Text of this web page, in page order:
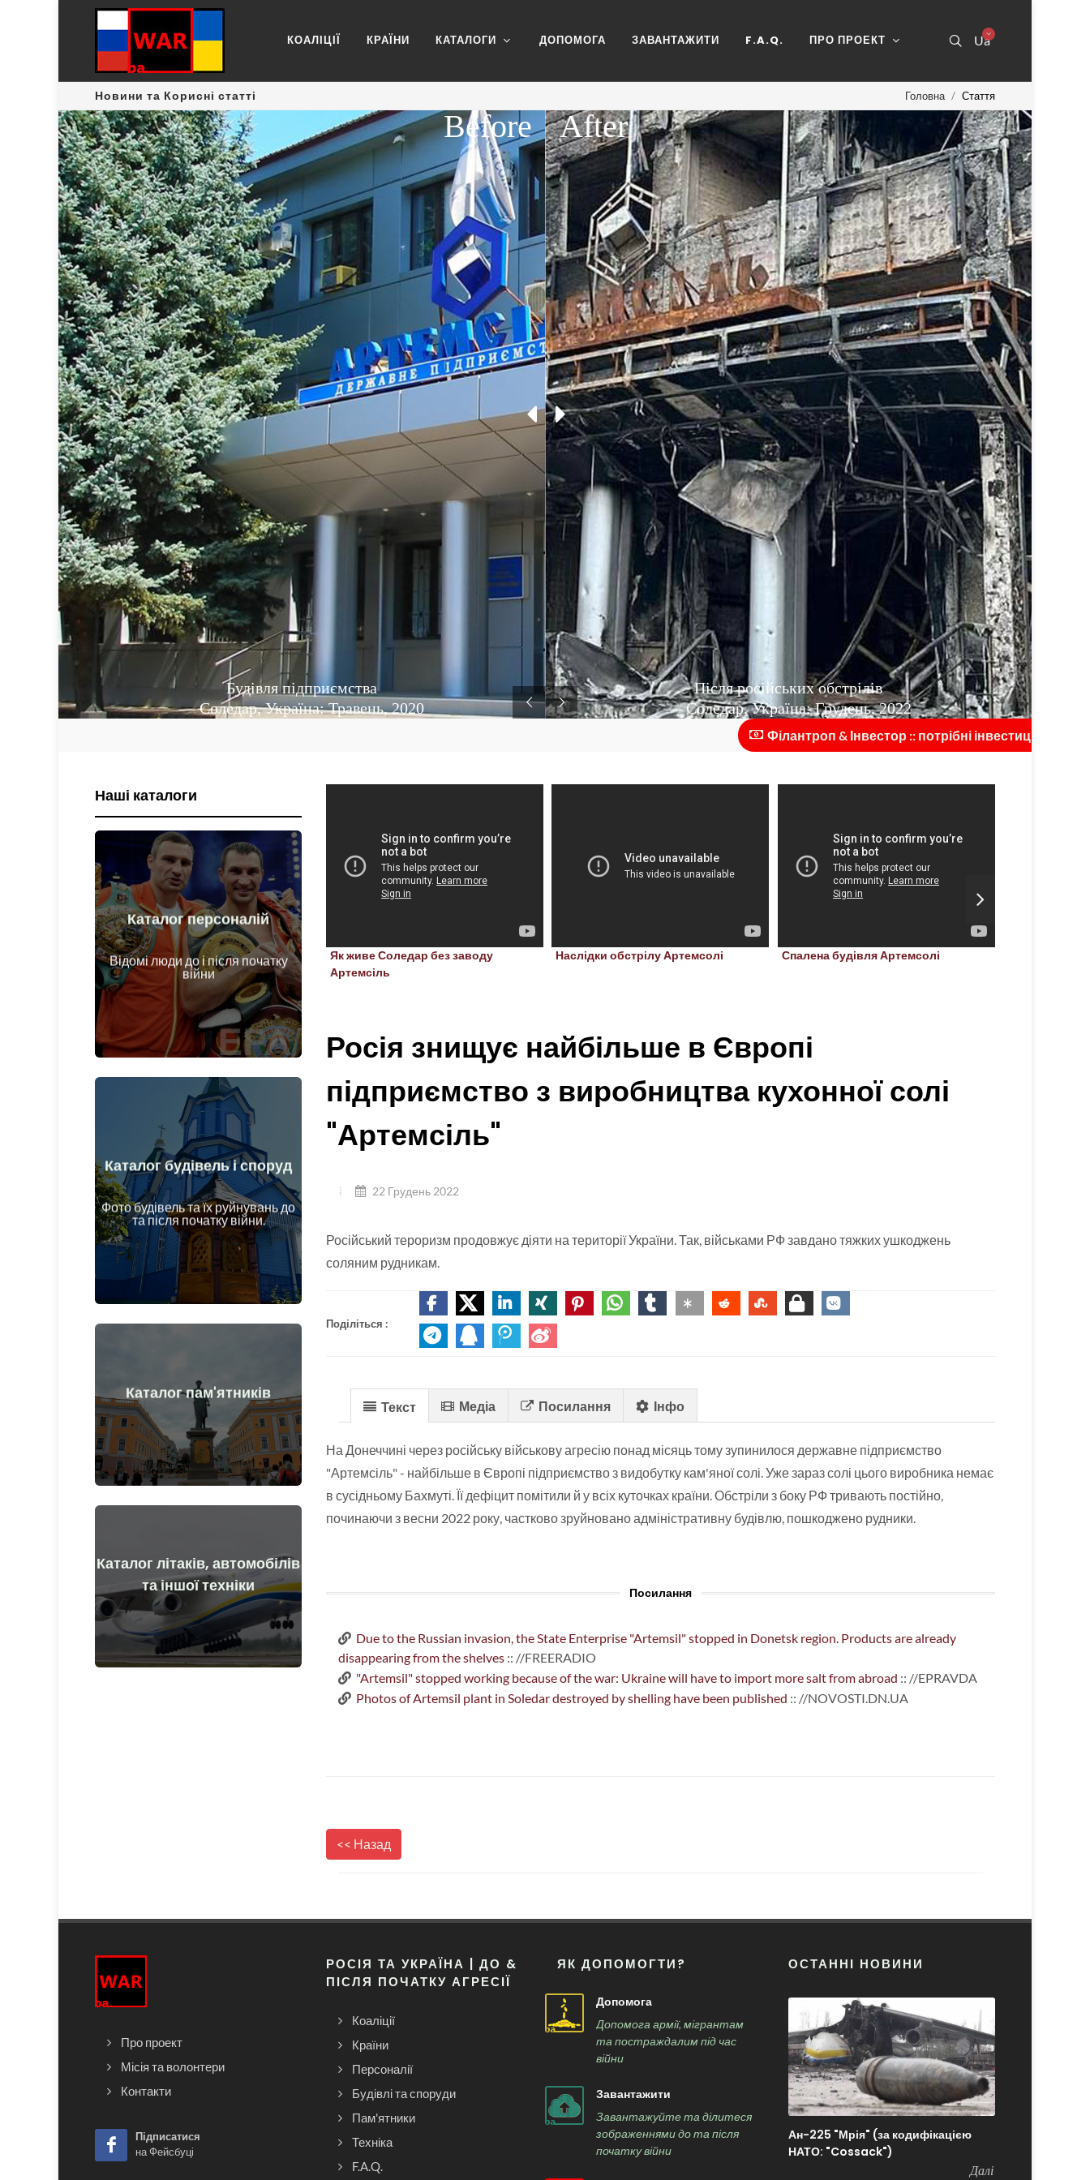
Ua
КОАЛІЦІЇ КРАЇНИ КАТАЛОГИ ДОПОМОГА ЗАВАНТАЖИТИ F.A.Q. ПРО ПРОЕКТ
Новини та Корисні статті Головна Стаття
Після російських обстрілів
— Соледар, Україна: Грудень, 2022
After
Будівля підприємства
— Соледар, Україна: Травень, 2020
Before
Філантроп & Інвестор :: потрібні інвестиції для
Наші каталоги
Каталог персоналій
Відомі люди до і після початку
війни
Особи до і після початку війни
Докладніше
Каталог будівель і споруд
Фото будівель та їх руйнувань до
та після початку війни.
Будинки, споруди, конструкції,
об'єкти до та після початку війни
Докладніше
Каталог пам'ятників
Пам'ятники, витвори мистецтва до
та після початку війни
Докладніше
Каталог літаків, автомобілів
та іншої техніки
Літаки, машини, технічні засоби до
та після початку війни
Докладніше
Як живе Соледар без заводу
Артемсіль
Наслідки обстрілу Артемсолі Спалена будівля Артемсолі
Росія знищує найбільше в Європі
підприємство з виробництва кухонної солі
"Артемсіль"
22 Грудень 2022
Російський тероризм продовжує діяти на території України. Так, військами РФ завдано тяжких ушкоджень
соляним рудникам.
Поділіться :
Текст Медіа Посилання Інфо
На Донеччині через російську військову агресію понад місяць тому зупинилося державне підприємство
"Артемсіль" - найбільше в Європі підприємство з видобутку кам'яної солі. Уже зараз солі цього виробника немає
в сусідньому Бахмуті. Її дефіцит помітили й у всіх куточках країни. Обстріли з боку РФ тривають постійно,
починаючи з весни 2022 року, частково зруйновано адміністративну будівлю, пошкоджено рудники.
Посилання
Due to the Russian invasion, the State Enterprise "Artemsil" stopped in Donetsk region. Products are already
disappearing from the shelves :: //FREERADIO
"Artemsil" stopped working because of the war: Ukraine will have to import more salt from abroad :: //EPRAVDA
Photos of Artemsil plant in Soledar destroyed by shelling have been published :: //NOVOSTI.DN.UA
<< Назад
Про проект
Місія та волонтери
Контакти
Підписатися
на Фейсбуці
РОСІЯ ТА УКРАЇНА | ДО &
ПІСЛЯ ПОЧАТКУ АГРЕСІЇ
Коаліції
Країни
Персоналії
Будівлі та споруди
Пам'ятники
Техніка
F.A.Q.
ЯК ДОПОМОГТИ?
Допомога
Допомога армії, мігрантам
та постраждалим під час
війни
Завантажити
Завантажуйте та ділитеся
зображеннями до та після
початку війни
ОСТАННІ НОВИНИ
Ан-225 "Мрія" (за кодифікацією
НАТО: "Cossack")
Далі